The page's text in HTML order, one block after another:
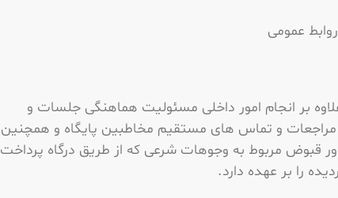
عمومی
بر انجام امور داخلی مسئولیت هماهنگی جلسات و
و تماس های مستقیم مخاطبین پایگاه و همچنین
قبوض مربوط به وجوهات شرعی که از طریق درگاه پرداخت
را بر عهده دارد.